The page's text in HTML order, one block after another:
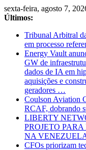
Pular
para
conteúdo
sexta-feira, agosto 7,
Últimos:
Tribunal Arbitral
em processo
Energy Vault
GW de
dados de IA em
aquisições e
geradores …
Coulson Aviation
RCAF, dobrando
LIBERTY
PROJETO
NA
CFOs priorizam